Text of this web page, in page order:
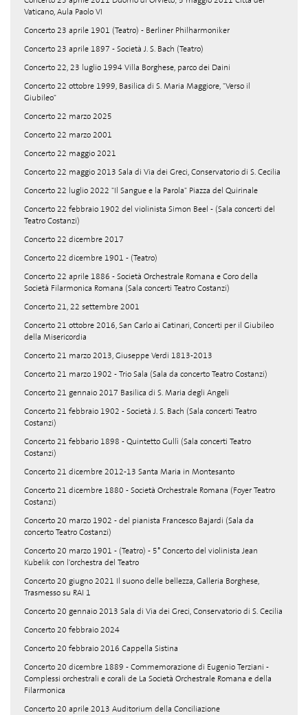
Vaticano, Aula Paolo VI
Concerto 23 aprile 1901 (Teatro) - Berliner Philharmoniker
Concerto 23 aprile 1897 - Società J. S. Bach (Teatro)
Concerto 22, 23 luglio 1994 Villa Borghese, parco dei Daini
Concerto 22 ottobre 1999, Basilica di S. Maria Maggiore, "Verso il
Giubileo"
Concerto 22 marzo 2025
Concerto 22 marzo 2001
Concerto 22 maggio 2021
Concerto 22 maggio 2013 Sala di Via dei Greci, Conservatorio di S. Cecilia
Concerto 22 luglio 2022 "Il Sangue e la Parola" Piazza del Quirinale
Concerto 22 febbraio 1902 del violinista Simon Beel - (Sala concerti del
Teatro Costanzi)
Concerto 22 dicembre 2017
Concerto 22 dicembre 1901 - (Teatro)
Concerto 22 aprile 1886 - Società Orchestrale Romana e Coro della
Società Filarmonica Romana (Sala concerti Teatro Costanzi)
Concerto 21, 22 settembre 2001
Concerto 21 ottobre 2016, San Carlo ai Catinari, Concerti per il Giubileo
della Misericordia
Concerto 21 marzo 2013, Giuseppe Verdi 1813-2013
Concerto 21 marzo 1902 - Trio Sala (Sala da concerto Teatro Costanzi)
Concerto 21 gennaio 2017 Basilica di S. Maria degli Angeli
Concerto 21 febbraio 1902 - Società J. S. Bach (Sala concerti Teatro
Costanzi)
Concerto 21 febbario 1898 - Quintetto Gullì (Sala concerti Teatro
Costanzi)
Concerto 21 dicembre 2012-13 Santa Maria in Montesanto
Concerto 21 dicembre 1880 - Società Orchestrale Romana (Foyer Teatro
Costanzi)
Concerto 20 marzo 1902 - del pianista Francesco Bajardi (Sala da
concerto Teatro Costanzi)
Concerto 20 marzo 1901 - (Teatro) - 5° Concerto del violinista Jean
Kubelik con l'orchestra del Teatro
Concerto 20 giugno 2021 Il suono delle bellezza, Galleria Borghese,
Trasmesso su RAI 1
Concerto 20 gennaio 2013 Sala di Via dei Greci, Conservatorio di S. Cecilia
Concerto 20 febbraio 2024
Concerto 20 febbraio 2016 Cappella Sistina
Concerto 20 dicembre 1889 - Commemorazione di Eugenio Terziani -
Complessi orchestrali e corali de La Società Orchestrale Romana e della
Filarmonica
Concerto 20 aprile 2013 Auditorium della Conciliazione